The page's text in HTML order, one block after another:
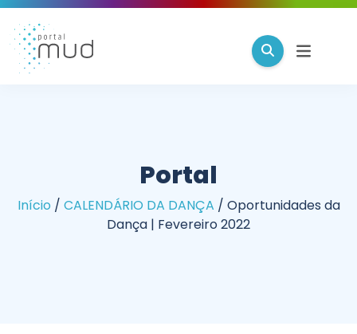
Portal
Início / CALENDÁRIO DA DANÇA / Oportunidades da
Dança | Fevereiro 2022